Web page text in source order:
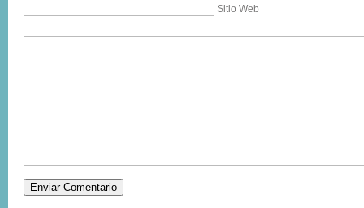
Sitio Web